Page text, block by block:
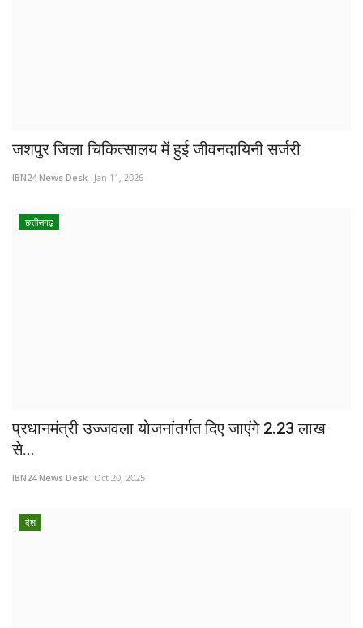
जशपुर जिला चिकित्सालय में हुई जीवनदायिनी सर्जरी
IBN24 News Desk Jan 11, 2026
छत्तीसगढ़
प्रधानमंत्री उज्जवला योजनांतर्गत दिए जाएंगे 2.23 लाख
से...
IBN24 News Desk Oct 20, 2025
देश